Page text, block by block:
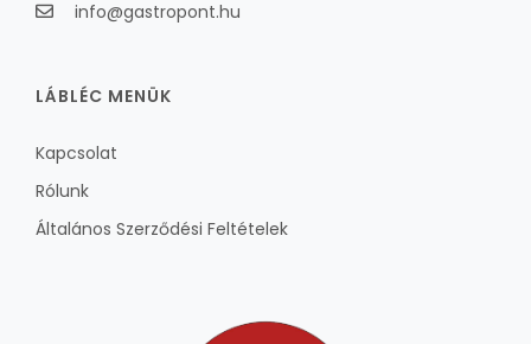
info@gastropont.hu
LÁBLÉC MENÜK
Kapcsolat
Rólunk
Általános Szerződési Feltételek